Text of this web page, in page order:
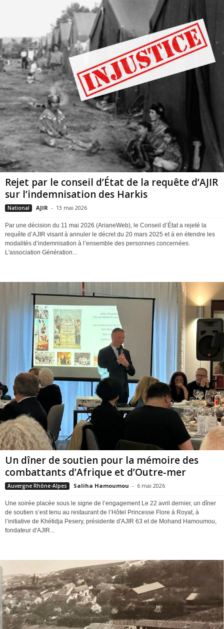
Rejet par le conseil d’État de la requête d’AJIR
sur l’indemnisation des Harkis
National AJIR - 13 mai 2026
Par une décision du 11 mai 2026 (ArianeWeb), le Conseil d’État a rejeté la
requête d’AJIR visant à annuler le décret du 20 mars 2025 et à en étendre les
modalités d’indemnisation à l’ensemble des personnes concernées.
L'association Génération...
Un dîner de soutien pour la mémoire des
combattants d’Afrique et d’Outre-mer
Auvergne Rhône-Alpes Saliha Hamoumou - 6 mai 2026
Une soirée placée sous le signe de l’engagement Le 22 avril dernier, un dîner
de soutien s’est tenu au restaurant de l’Hôtel Princesse Flore à Royat, à
l’initiative de Khétidja Pesery, présidente d'AJIR 63 et de Mohand Hamoumou,
fondateur d'AJIR...